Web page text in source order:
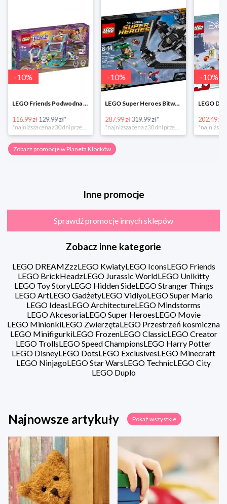
-10%
LEGO Friends Podwodna Frajda w super cenie
116.99 zł129.99 zł*
-10%
LEGO Super Heroes Bitwa powietrzna w super cenie
287.99 zł319.99 zł*
-10%
202.49 zł
Zobacz promocje w Planeta Klocków
Inne promocje
Sprawdź promocje innych sklepów
Zobacz inne kategorie
LEGO DREAMZzzLEGO KwiatyLEGO IconsLEGO Friends
LEGO BrickHeadzLEGO Jurassic WorldLEGO Unikitty
LEGO Toy StoryLEGO Hidden SideLEGO Stranger Things
LEGO ArtLEGO GadżetyLEGO VidiyoLEGO Super Mario
LEGO IdeasLEGO ArchitectureLEGO Mindstorms
LEGO AkcesoriaLEGO Super HeroesLEGO Movie
LEGO MinionkiLEGO ZwierzętaLEGO Przestrzeń kosmiczna
LEGO MinifigurkiLEGO FrozenLEGO ClassicLEGO Creator
LEGO TrollsLEGO Speed ChampionsLEGO Harry Potter
LEGO DisneyLEGO DotsLEGO ExclusivesLEGO Minecraft
LEGO NinjagoLEGO Star WarsLEGO TechnicLEGO City
LEGO Duplo
Najnowsze artykuły Pokaż wszystkie